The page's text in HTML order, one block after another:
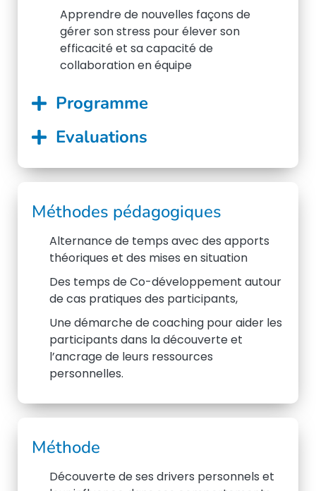
Apprendre de nouvelles façons de
gérer son stress pour élever son
efficacité et sa capacité de
collaboration en équipe
Programme
Evaluations
Méthodes pédagogiques
Alternance de temps avec des apports
théoriques et des mises en situation
Des temps de Co-développement autour
de cas pratiques des participants,
Une démarche de coaching pour aider les
participants dans la découverte et
l’ancrage de leurs ressources
personnelles.
Méthode
Découverte de ses drivers personnels et